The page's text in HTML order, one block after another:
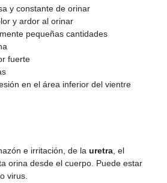
y constante de orinar
y ardor al orinar
pequeñas cantidades
fuerte
en el área inferior del vientre
e irritación, de la uretra , el
orina desde el cuerpo. Puede estar
virus.